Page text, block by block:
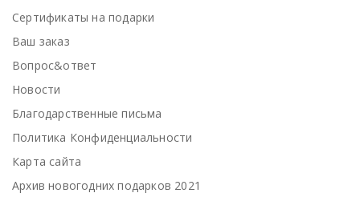
Сертификаты на подарки
Ваш заказ
Вопрос&ответ
Новости
Благодарственные письма
Политика Конфиденциальности
Карта сайта
Архив новогодних подарков 2021